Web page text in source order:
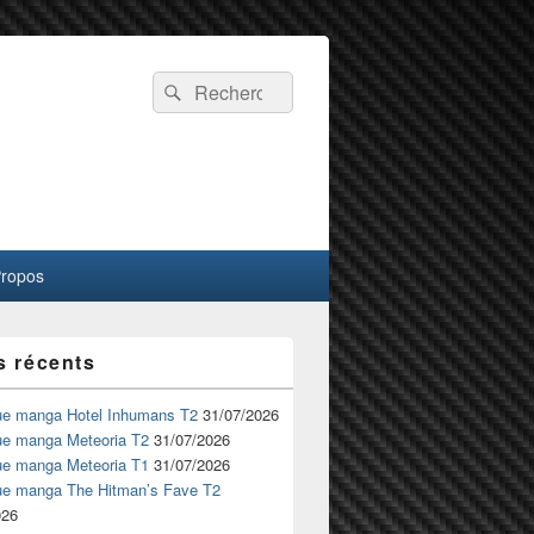
Recherche :
Rechercher
récents
manga Hotel Inhumans T2 31/07/2026
manga Meteoria T2 31/07/2026
manga Meteoria T1 31/07/2026
manga The Hitman’s Fave T2